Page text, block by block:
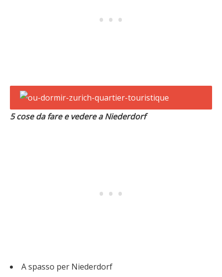
5 cose da fare e vedere a Niederdorf
A spasso per Niederdorf